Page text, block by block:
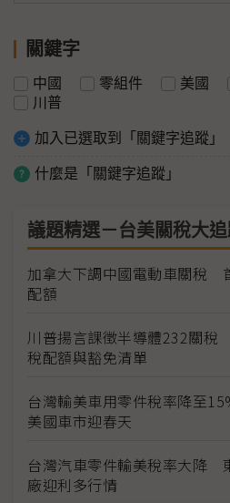
關鍵字
中國 零組件 美國
川普
加入已選取到「關鍵字追蹤」
什麼是「關鍵字追蹤」
議題精選－台美關稅大
加拿大下調中國電動車關稅
配額
川普揚言課徵半導體232關
稅配額與豁免清單
台灣輸美車用零件稅率降至
美國車市迎春天
台灣汽車零件輸美稅率大降
廠迎利多行情